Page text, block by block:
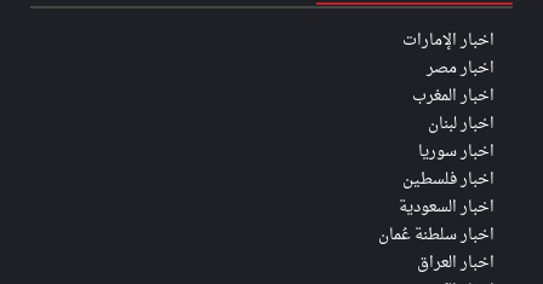
اخبار الإمارات
اخبار مصر
اخبار المغرب
اخبار لبنان
اخبار سوريا
اخبار فلسطين
اخبار السعودية
اخبار سلطنة عُمان
اخبار العراق